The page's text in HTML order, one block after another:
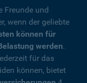
Freunde und
wenn der geliebte
können für
werden.
für das
können, bietet